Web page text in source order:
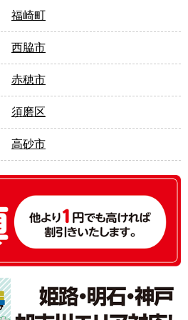
福崎町
西脇市
赤穂市
須磨区
高砂市